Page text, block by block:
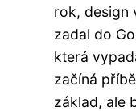
rok, design
zadal do
která
začíná
základ, ale